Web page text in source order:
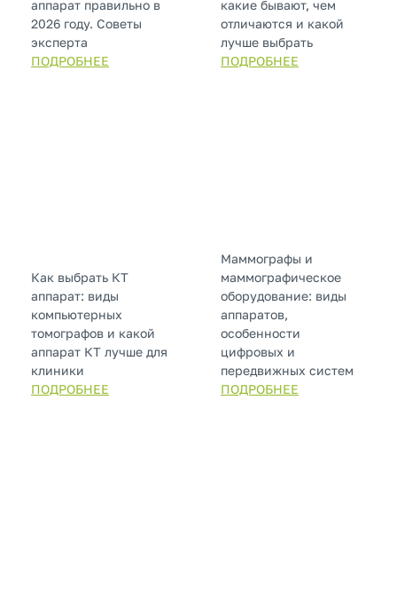
аппарат правильно в
2026 году. Советы
эксперта
ПОДРОБНЕЕ
какие бывают, чем
отличаются и какой
лучше выбрать
ПОДРОБНЕЕ
Как выбрать КТ
аппарат: виды
компьютерных
томографов и какой
аппарат КТ лучше для
клиники
ПОДРОБНЕЕ
Маммографы и
маммографическое
оборудование: виды
аппаратов,
особенности
цифровых и
передвижных систем
ПОДРОБНЕЕ